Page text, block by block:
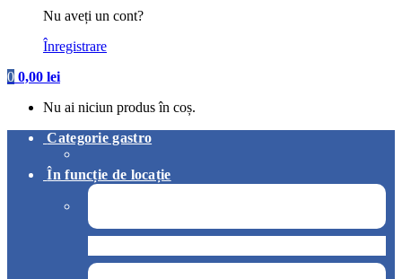
Nu aveți un cont?
Înregistrare
0 0,00 lei
Nu ai niciun produs în coș.
Categorie gastro
În funcție de locație